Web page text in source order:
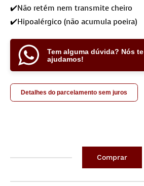
✔️Não retém nem transmite cheiro
✔️Hipoalérgico (não acumula poeira)
Tem alguma dúvida? Nós te
ajudamos!
Detalhes do parcelamento sem juros
Bezerro
Comprar